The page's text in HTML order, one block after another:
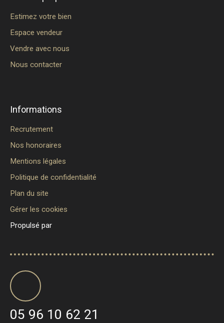
Estimez votre bien
Espace vendeur
Vendre avec nous
Nous contacter
Informations
Recrutement
Nos honoraires
Mentions légales
Politique de confidentialité
Plan du site
Gérer les cookies
Propulsé par
05 96 10 62 21